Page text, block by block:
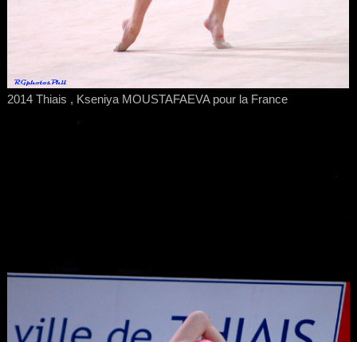
2014 Thiais , Kseniya MOUSTAFAEVA pour la France